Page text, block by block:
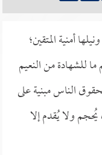
أمنية المتقين؛
للشهادة من النعيم
الناس مبنية على
ولا يُقدم إلا